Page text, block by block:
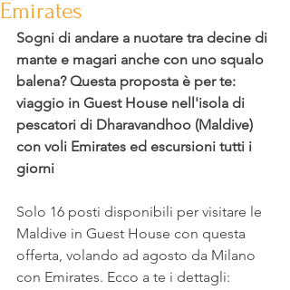
Emirates
Sogni di andare a nuotare tra decine di
mante e magari anche con uno squalo
balena? Questa proposta è per te:
viaggio in Guest House nell'isola di
pescatori di Dharavandhoo (Maldive)
con voli Emirates ed escursioni tutti i
giorni
Solo 16 posti disponibili per visitare le
Maldive in Guest House con questa
offerta, volando ad agosto da Milano
con Emirates. Ecco a te i dettagli: